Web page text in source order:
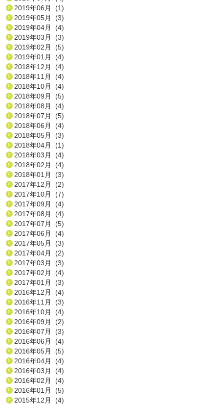
2019年06月 (1)
2019年05月 (3)
2019年04月 (4)
2019年03月 (3)
2019年02月 (5)
2019年01月 (4)
2018年12月 (4)
2018年11月 (4)
2018年10月 (4)
2018年09月 (5)
2018年08月 (4)
2018年07月 (5)
2018年06月 (4)
2018年05月 (3)
2018年04月 (1)
2018年03月 (4)
2018年02月 (4)
2018年01月 (3)
2017年12月 (2)
2017年10月 (7)
2017年09月 (4)
2017年08月 (4)
2017年07月 (5)
2017年06月 (4)
2017年05月 (3)
2017年04月 (2)
2017年03月 (3)
2017年02月 (4)
2017年01月 (3)
2016年12月 (4)
2016年11月 (3)
2016年10月 (4)
2016年09月 (2)
2016年07月 (3)
2016年06月 (4)
2016年05月 (5)
2016年04月 (4)
2016年03月 (4)
2016年02月 (4)
2016年01月 (5)
2015年12月 (4)